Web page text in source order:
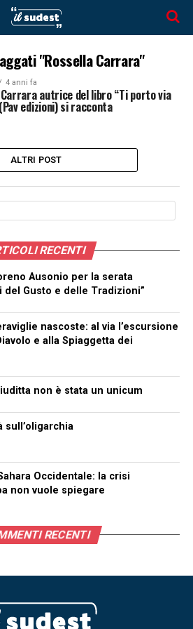
"Rossella Carrara"
4 anni fa
autrice del libro “Ti porto via
edizioni) si racconta
ALTRI POST
RECENTI
Ausonio per la serata
del Gusto e delle Tradizioni”
nascoste: al via l’escursione
e alla Spiaggetta dei
non è stata un unicum
sull’oligarchia
Occidentale: la crisi
non vuole spiegare
RECENTI